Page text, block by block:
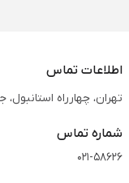
اطلاعات تماس
تهران، چهارراه استانبول،
شماره تماس
021-58626